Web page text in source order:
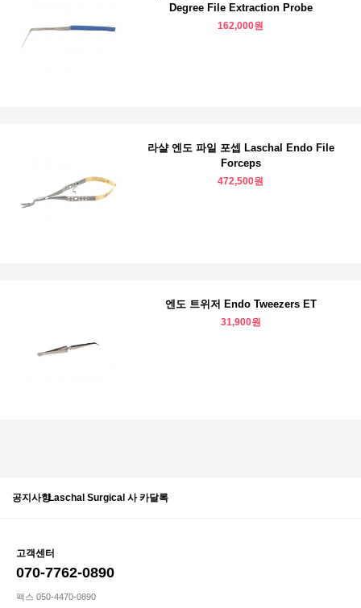
Degree File Extraction Probe
162,000원
라샬 엔도 파일 포셉 Laschal Endo File
Forceps
472,500원
엔도 트위저 Endo Tweezers ET
31,900원
공지사항Laschal Surgical 사 카달록
고객센터
070-7762-0890
팩스 050-4470-0890